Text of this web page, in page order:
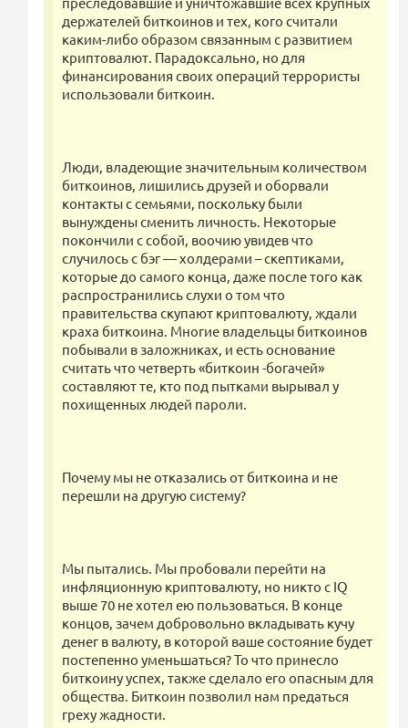
держателей биткоинов и тех, кого считали
каким-либо образом связанным с развитием
криптовалют. Парадоксально, но для
финансирования своих операций террористы
использовали биткоин.
Люди, владеющие значительным количеством
биткоинов, лишились друзей и оборвали
контакты с семьями, поскольку были
вынуждены сменить личность. Некоторые
покончили с собой, воочию увидев что
случилось с бэг — холдерами – скептиками,
которые до самого конца, даже после того как
распространились слухи о том что
правительства скупают криптовалюту, ждали
краха биткоина. Многие владельцы биткоинов
побывали в заложниках, и есть основание
считать что четверть «биткоин -богачей»
составляют те, кто под пытками вырывал у
похищенных людей пароли.
Почему мы не отказались от биткоина и не
перешли на другую систему?
Мы пытались. Мы пробовали перейти на
инфляционную криптовалюту, но никто с IQ
выше 70 не хотел ею пользоваться. В конце
концов, зачем добровольно вкладывать кучу
денег в валюту, в которой ваше состояние будет
постепенно уменьшаться? То что принесло
биткоину успех, также сделало его опасным для
общества. Биткоин позволил нам предаться
греху жадности.